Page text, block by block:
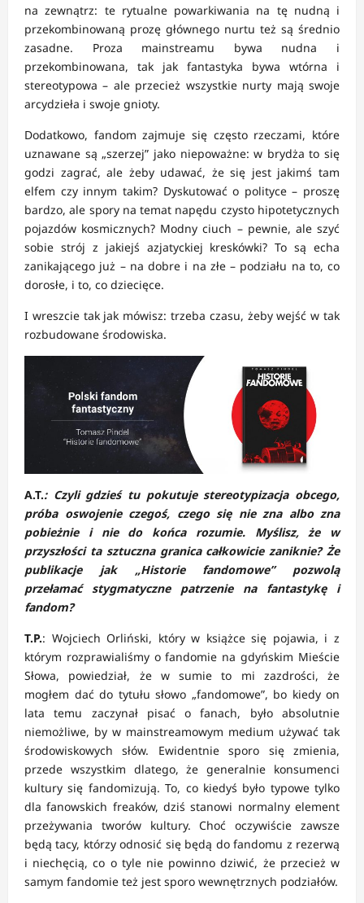
na zewnątrz: te rytualne powarkiwania na tę nudną i
przekombinowaną prozę głównego nurtu też są średnio
zasadne. Proza mainstreamu bywa nudna i
przekombinowana, tak jak fantastyka bywa wtórna i
stereotypowa – ale przecież wszystkie nurty mają swoje
arcydzieła i swoje gnioty.
Dodatkowo, fandom zajmuje się często rzeczami, które
uznawane są „szerzej” jako niepoważne: w brydża to się
godzi zagrać, ale żeby udawać, że się jest jakimś tam
elfem czy innym takim? Dyskutować o polityce – proszę
bardzo, ale spory na temat napędu czysto hipotetycznych
pojazdów kosmicznych? Modny ciuch – pewnie, ale szyć
sobie strój z jakiejś azjatyckiej kreskówki? To są echa
zanikającego już – na dobre i na złe – podziału na to, co
dorosłe, i to, co dziecięce.
I wreszcie tak jak mówisz: trzeba czasu, żeby wejść w tak
rozbudowane środowiska.
A.T.: Czyli gdzieś tu pokutuje stereotypizacja obcego,
próba oswojenie czegoś, czego się nie zna albo zna
pobieżnie i nie do końca rozumie. Myślisz, że w
przyszłości ta sztuczna granica całkowicie zaniknie? Że
publikacje jak „Historie fandomowe” pozwolą
przełamać stygmatyczne patrzenie na fantastykę i
fandom?
T.P.: Wojciech Orliński, który w książce się pojawia, i z
którym rozprawialiśmy o fandomie na gdyńskim Mieście
Słowa, powiedział, że w sumie to mi zazdrości, że
mogłem dać do tytułu słowo „fandomowe”, bo kiedy on
lata temu zaczynał pisać o fanach, było absolutnie
niemożliwe, by w mainstreamowym medium używać tak
środowiskowych słów. Ewidentnie sporo się zmienia,
przede wszystkim dlatego, że generalnie konsumenci
kultury się fandomizują. To, co kiedyś było typowe tylko
dla fanowskich freaków, dziś stanowi normalny element
przeżywania tworów kultury. Choć oczywiście zawsze
będą tacy, którzy odnosić się będą do fandomu z rezerwą
i niechęcią, co o tyle nie powinno dziwić, że przecież w
samym fandomie też jest sporo wewnętrznych podziałów.